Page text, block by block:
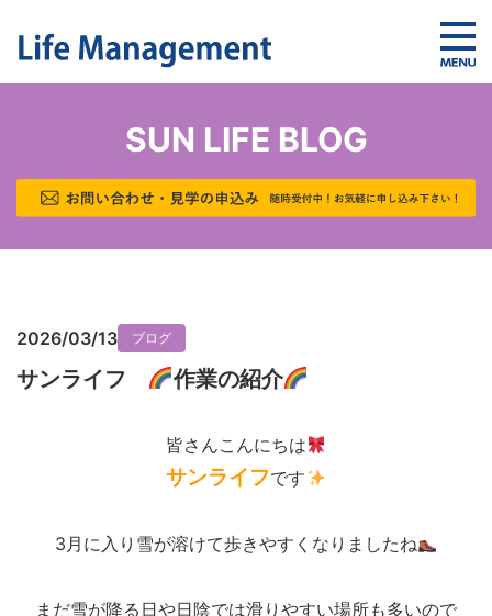
SUN LIFE BLOG
2026/03/13 ブログ
サンライフ 作業の紹介
皆さんこんにちは
サンライフです
3月に入り雪が溶けて歩きやすくなりましたね
まだ雪が降る日や日陰では滑りやすい場所も多いので